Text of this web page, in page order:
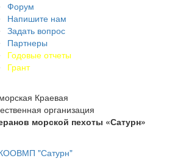
Форум
Напишите нам
Задать вопрос
Партнеры
Годовые отчеты
Грант
Краевая
организация
морской пехоты «Сатурн»
"Сатурн"